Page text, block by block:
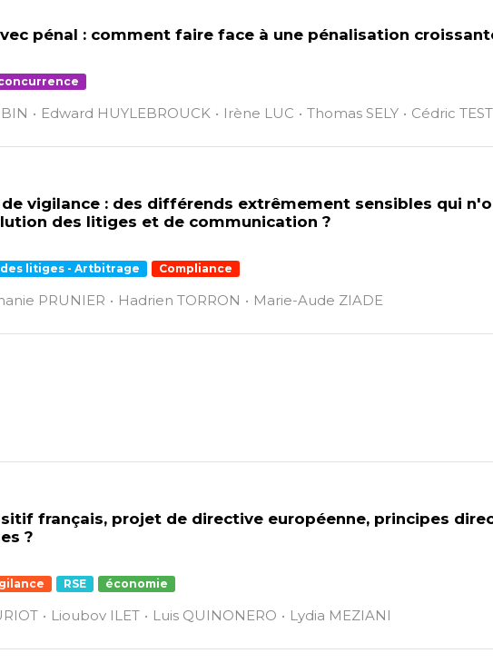
pénal : comment faire face à une pénalisation
Edward HUYLEBROUCK Irène LUC Thomas SELY Cédric
vigilance : des différends extrêmement sensibles qui
des litiges et de communication ?
litiges - Artbitrage Compliance
PRUNIER Hadrien TORRON Marie-Aude ZIADE
français, projet de directive européenne, principes
?
RSE économie
Lioubov ILET Luis QUINONERO Lydia MEZIANI